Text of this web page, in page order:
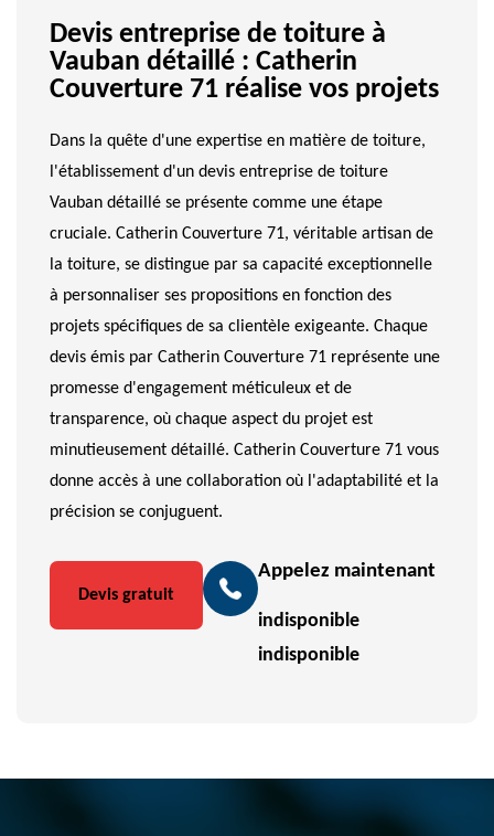
Devis entreprise de toiture à
Vauban détaillé : Catherin
Couverture 71 réalise vos projets
Dans la quête d'une expertise en matière de toiture,
l'établissement d'un devis entreprise de toiture
Vauban détaillé se présente comme une étape
cruciale. Catherin Couverture 71, véritable artisan de
la toiture, se distingue par sa capacité exceptionnelle
à personnaliser ses propositions en fonction des
projets spécifiques de sa clientèle exigeante. Chaque
devis émis par Catherin Couverture 71 représente une
promesse d'engagement méticuleux et de
transparence, où chaque aspect du projet est
minutieusement détaillé. Catherin Couverture 71 vous
donne accès à une collaboration où l'adaptabilité et la
précision se conjuguent.
Devis gratuit
Appelez maintenant
indisponible
indisponible